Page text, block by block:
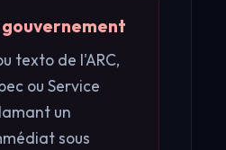
texto de l'ARC,
ou Service
un
sous